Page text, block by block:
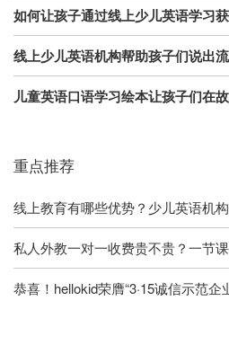
如何让孩子通过线上少儿英语学习
线上少儿英语机构帮助孩子们说出
儿童英语口语学习绘本让孩子们在
重点推荐
线上教育有哪些优势？少儿英语机
私人外教一对一收费贵不贵？一节
恭喜！hellokid荣膺“3·15诚信示范企